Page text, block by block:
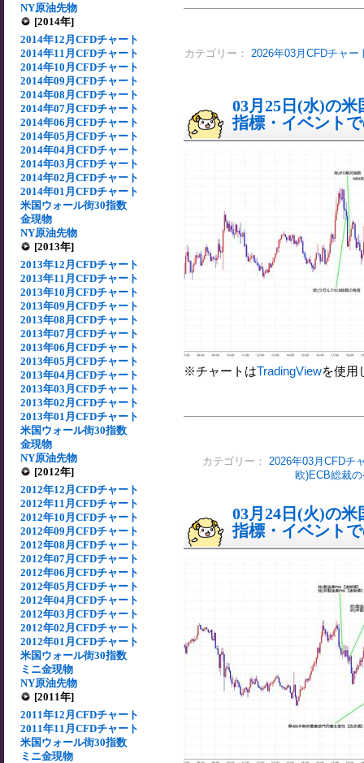
NY原油先物
[2014年]
2014年12月CFDチャート
2014年11月CFDチャート
2014年10月CFDチャート
2014年09月CFDチャート
2014年08月CFDチャート
2014年07月CFDチャート
2014年06月CFDチャート
2014年05月CFDチャート
2014年04月CFDチャート
2014年03月CFDチャート
2014年02月CFDチャート
2014年01月CFDチャート
米国ウォール街30指数
金現物
NY原油先物
[2013年]
2013年12月CFDチャート
2013年11月CFDチャート
2013年10月CFDチャート
2013年09月CFDチャート
2013年08月CFDチャート
2013年07月CFDチャート
2013年06月CFDチャート
2013年05月CFDチャート
2013年04月CFDチャート
2013年03月CFDチャート
2013年02月CFDチャート
2013年01月CFDチャート
米国ウォール街30指数
金現物
NY原油先物
[2012年]
2012年12月CFDチャート
2012年11月CFDチャート
2012年10月CFDチャート
2012年09月CFDチャート
2012年08月CFDチャート
2012年07月CFDチャート
2012年06月CFDチャート
2012年05月CFDチャート
2012年04月CFDチャート
2012年03月CFDチャート
2012年02月CFDチャート
2012年01月CFDチャート
米国ウォール街30指数
ミニ金現物
NY原油先物
[2011年]
2011年12月CFDチャート
2011年11月CFDチャート
米国ウォール街30指数
ミニ金現物
カテゴリー： 2026年03月CFDチャー
03月25日(水)の
指標・イベント
※チャートはTradingViewを使用
カテゴリー： 2026年03月CFDチ
欧)ECB総裁
03月24日(火)の
指標・イベント